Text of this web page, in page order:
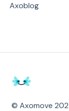
Axoblog
© Axomove